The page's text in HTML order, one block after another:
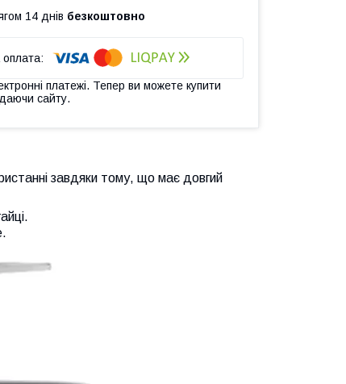
14 днів безкоштовно
платежі. Тепер ви можете купити
сайту.
завдяки тому, що має довгий